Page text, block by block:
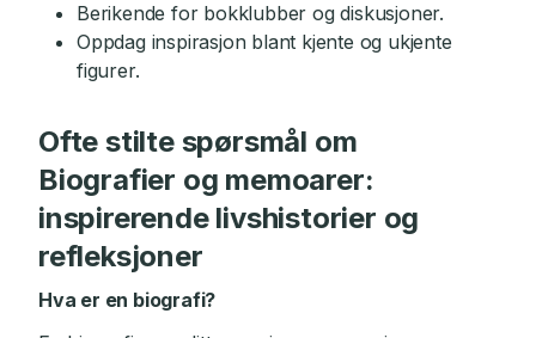
Berikende for bokklubber og diskusjoner.
Oppdag inspirasjon blant kjente og ukjente
figurer.
Ofte stilte spørsmål om
Biografier og memoarer:
inspirerende livshistorier og
refleksjoner
Hva er en biografi?